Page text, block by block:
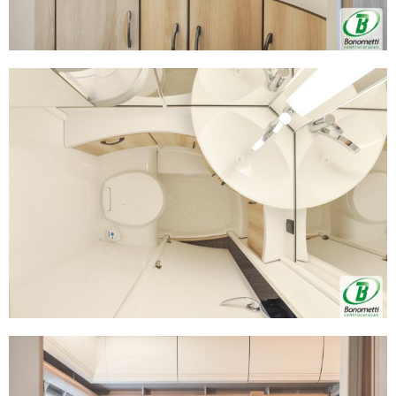
modificare o ritirare il tuo consenso in qualsiasi momento
dalla Dichiarazione sui cookie.
Utilizziamo i cookie per personalizzare contenuti ed
annunci, per fornire funzionalità dei social media e per
analizzare il nostro traffico. Condividiamo inoltre
informazioni sul modo in cui utilizza il nostro sito con i
nostri partner che si occupano di analisi dei dati web,
pubblicità e social media, i quali potrebbero combinarle
con altre informazioni che ha fornito loro o che hanno
raccolto dal suo utilizzo dei loro servizi.